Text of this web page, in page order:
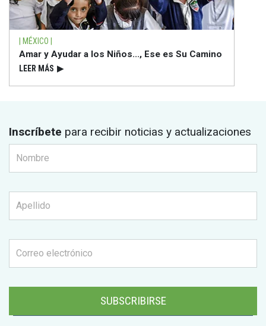
| MÉXICO |
Amar y Ayudar a los Niños..., Ese es Su Camino
LEER MÁS ▶
Inscríbete para recibir noticias y actualizaciones
SUBSCRIBIRSE